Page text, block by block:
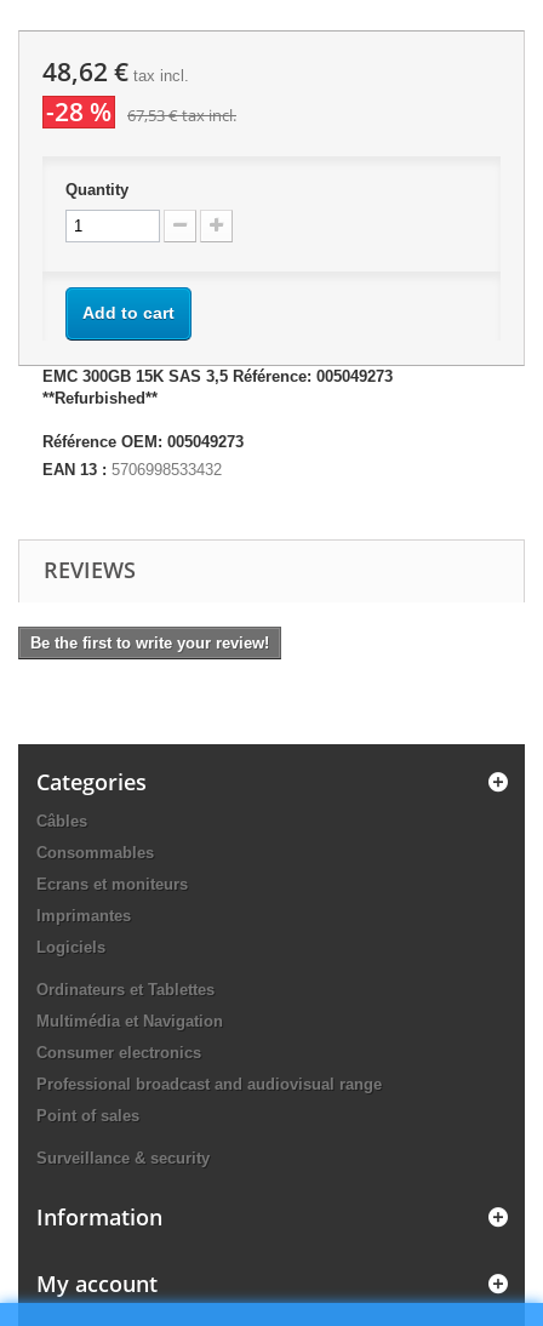
48,62 € tax incl.
-28 % 67,53 €tax incl.
Quantity
Add to cart
EMC 300GB 15K SAS 3,5 Référence: 005049273
**Refurbished**
Référence OEM: 005049273
EAN 13 : 5706998533432
REVIEWS
Be the first to write your review!
Categories
Câbles
Consommables
Ecrans et moniteurs
Imprimantes
Logiciels
Ordinateurs et Tablettes
Multimédia et Navigation
Consumer electronics
Professional broadcast and audiovisual range
Point of sales
Surveillance & security
Information
My account